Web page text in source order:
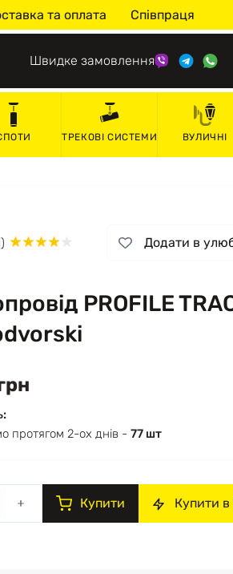
та оплата Співпраця
Швидке замовлення
ТРЕКОВІ СИСТЕМИ ВУЛИЧНІ
Додати в
PROFILE
протягом 2-ох днів - 77 шт
Купити Купити в